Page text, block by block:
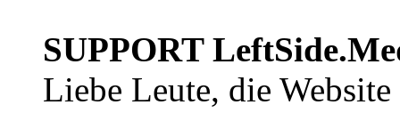
SUPPORT
Liebe Leute, die Website